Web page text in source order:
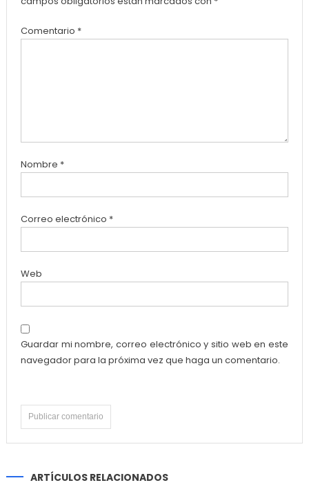
Comentario *
Nombre *
Correo electrónico *
Web
Guardar mi nombre, correo electrónico y sitio web en este
navegador para la próxima vez que haga un comentario.
ARTÍCULOS RELACIONADOS